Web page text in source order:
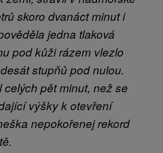
skoro dvanáct minut i
jedna tlaková
pod kůži rázem vlezlo
stupňů pod nulou.
pět minut, než se
výšky k otevření
nepokořenej rekord